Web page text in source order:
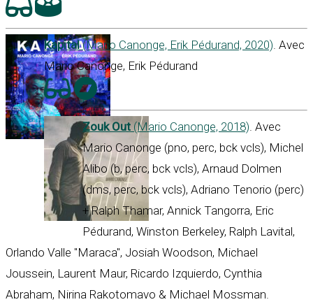
Kapital(Mario Canonge, Erik Pédurand, 2020). Avec
Mario Canonge, Erik Pédurand
Zouk Out (Mario Canonge, 2018). Avec
Mario Canonge (pno, perc, bck vcls), Michel
Alibo (b, perc, bck vcls), Arnaud Dolmen
(dms, perc, bck vcls), Adriano Tenorio (perc)
+ Ralph Thamar, Annick Tangorra, Eric
Pédurand, Winston Berkeley, Ralph Lavital,
Orlando Valle "Maraca", Josiah Woodson, Michael
Joussein, Laurent Maur, Ricardo Izquierdo, Cynthia
Abraham, Nirina Rakotomavo & Michael Mossman.